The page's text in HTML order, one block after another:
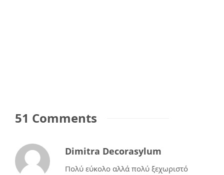
51 Comments
Dimitra Decorasylum
Πολύ εύκολο αλλά πολύ ξεχωριστό